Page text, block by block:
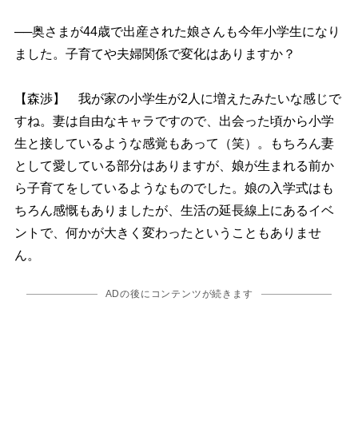
──奥さまが44歳で出産された娘さんも今年小学生になり
ました。子育てや夫婦関係で変化はありますか？
【森渉】 我が家の小学生が2人に増えたみたいな感じで
すね。妻は自由なキャラですので、出会った頃から小学
生と接しているような感覚もあって（笑）。もちろん妻
として愛している部分はありますが、娘が生まれる前か
ら子育てをしているようなものでした。娘の入学式はも
ちろん感慨もありましたが、生活の延長線上にあるイベ
ントで、何かが大きく変わったということもありませ
ん。
ADの後にコンテンツが続きます